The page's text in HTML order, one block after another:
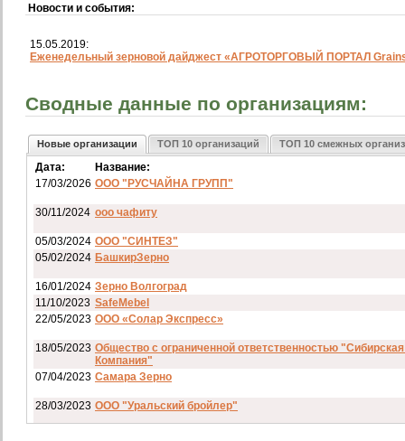
Новости и события:
15.05.2019:
Еженедельный зерновой дайджест «АГРОТОРГОВЫЙ ПОРТАЛ
Сводные данные по организациям:
Новые организации ТОП 10 организаций ТОП 10 смежных
Дата:
Название:
17/03/2026 ООО "РУСЧАЙНА ГРУПП"
30/11/2024 ооо чафиту
05/03/2024 ООО "СИНТЕЗ"
05/02/2024 БашкирЗерно
16/01/2024 Зерно Волгоград
11/10/2023 SafeMebel
22/05/2023 ООО «Солар Экспресс»
18/05/2023 Общество с ограниченной ответственностью
Компания"
07/04/2023 Самара Зерно
28/03/2023 ООО "Уральский бройлер"